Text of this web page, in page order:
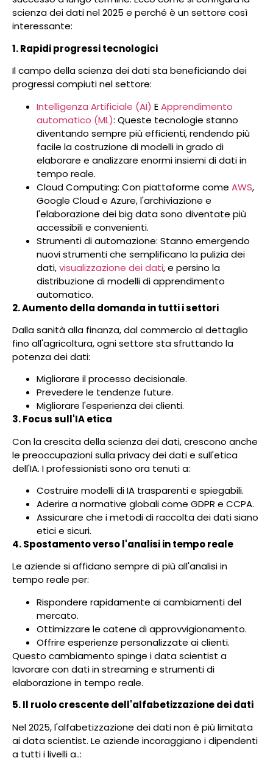
scienza dei dati nel 2025 e perché è un settore così
interessante:
1. Rapidi progressi tecnologici
Il campo della scienza dei dati sta beneficiando dei
progressi compiuti nel settore:
Intelligenza Artificiale (AI) EApprendimento
automatico (ML): Queste tecnologie stanno
diventando sempre più efficienti, rendendo più
facile la costruzione di modelli in grado di
elaborare e analizzare enormi insiemi di dati in
tempo reale.
Cloud Computing: Con piattaforme come AWS,
Google Cloud e Azure, l'archiviazione e
l'elaborazione dei big data sono diventate più
accessibili e convenienti.
Strumenti di automazione: Stanno emergendo
nuovi strumenti che semplificano la pulizia dei
dati,visualizzazione dei dati, e persino la
distribuzione di modelli di apprendimento
automatico.
2. Aumento della domanda in tutti i settori
Dalla sanità alla finanza, dal commercio al dettaglio
fino all'agricoltura, ogni settore sta sfruttando la
potenza dei dati:
Migliorare il processo decisionale.
Prevedere le tendenze future.
Migliorare l'esperienza dei clienti.
3. Focus sull'IA etica
Con la crescita della scienza dei dati, crescono anche
le preoccupazioni sulla privacy dei dati e sull'etica
dell'IA. I professionisti sono ora tenuti a:
Costruire modelli di IA trasparenti e spiegabili.
Aderire a normative globali come GDPR e CCPA.
Assicurare che i metodi di raccolta dei dati siano
etici e sicuri.
4. Spostamento verso l'analisi in tempo reale
Le aziende si affidano sempre di più all'analisi in
tempo reale per:
Rispondere rapidamente ai cambiamenti del
mercato.
Ottimizzare le catene di approvvigionamento.
Offrire esperienze personalizzate ai clienti.
Questo cambiamento spinge i data scientist a
lavorare con dati in streaming e strumenti di
elaborazione in tempo reale.
5. Il ruolo crescente dell'alfabetizzazione dei dati
Nel 2025, l'alfabetizzazione dei dati non è più limitata
ai data scientist. Le aziende incoraggiano i dipendenti
a tutti i livelli a..: